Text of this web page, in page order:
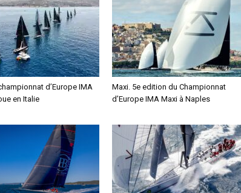
d’Europe IMA
en Italie
Maxi. 5e edition du Championnat
d’Europe IMA Maxi à Naples